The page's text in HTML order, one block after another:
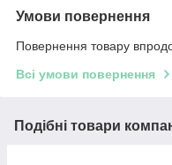
Умови повернення
Повернення товару
Всі умови повернення
Подібні товари